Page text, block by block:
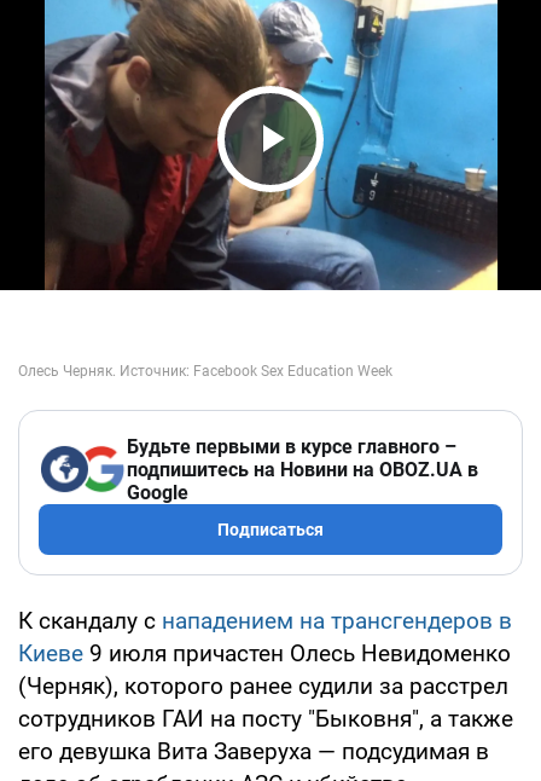
Play Video
Будьте первыми в курсе главного –
подпишитесь на Новини на OBOZ.UA в
Google
Подписаться
К скандалу с нападением на трансгендеров в
Киеве 9 июля причастен Олесь Невидоменко
(Черняк), которого ранее судили за расстрел
сотрудников ГАИ на посту "Быковня", а также
его девушка Вита Заверуха — подсудимая в